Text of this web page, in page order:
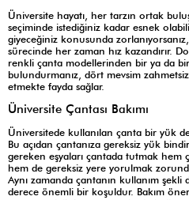
Üniversite hayatı, her tarzın ortak
seçiminde istediğiniz kadar esnek
giyeceğiniz konusunda
sürecinde her zaman hız kazandırır.
renkli çanta modellerinden bir ya da
bulundurmanız, dört mevsim
etmekte fayda sağlar.
Üniversite Çantası Bakımı
Üniversitede kullanılan çanta bir yük
Bu açıdan çantanıza gereksiz yük
gereken eşyaları çantada tutmak hem
hem de gereksiz yere yorulmak
Aynı zamanda çantanın kullanım
derece önemli bir koşuldur. Bakım